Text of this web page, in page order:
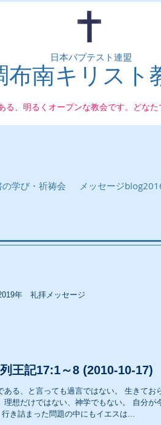
る、明るくオープンな教会です。どなた
日本バプテスト連盟
布南キリスト
の学び・祈祷会 メッセージ
年 礼拝メッセージ
メッセージ
王記17:1～8 (2010-10-17)
き詰まった問題の中にもイエスは...